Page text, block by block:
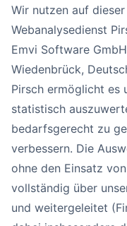
Wir nutzen auf
Webanalysedienst
Emvi Software
Wiedenbrück,
Pirsch ermöglicht es
statistisch
bedarfsgerecht zu
verbessern. Die
ohne den Einsatz
vollständig über
und weitergeleitet